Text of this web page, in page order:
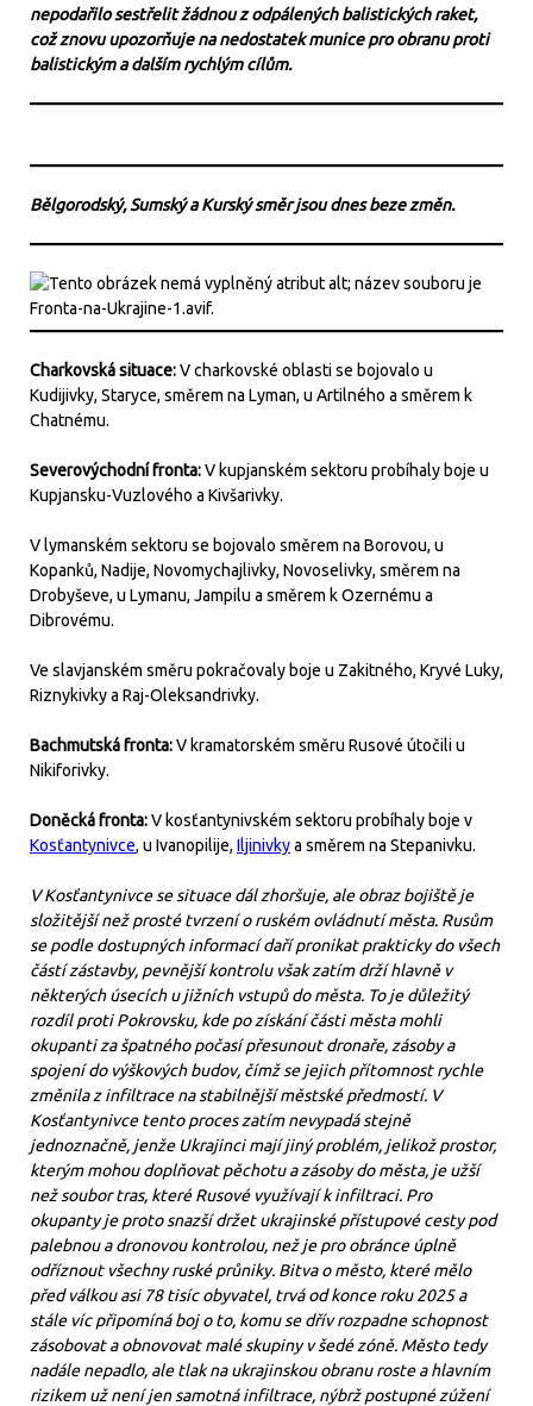
nepodařilo sestřelit žádnou z odpálených balistických raket,
což znovu upozorňuje na nedostatek munice pro obranu proti
balistickým a dalším rychlým cílům.
Bělgorodský, Sumský a Kurský směr jsou dnes beze změn.
Charkovská situace:V charkovské oblasti se bojovalo u
Kudijivky, Staryce, směrem na Lyman, u Artilného a směrem k
Chatnému.
Severovýchodní fronta:V kupjanském sektoru probíhaly boje u
Kupjansku-Vuzlového a Kivšarivky.
V lymanském sektoru se bojovalo směrem na Borovou, u
Kopanků, Nadije, Novomychajlivky, Novoselivky, směrem na
Drobyševe, u Lymanu, Jampilu a směrem k Ozernému a
Dibrovému.
Ve slavjanském směru pokračovaly boje u Zakitného, Kryvé Luky,
Riznykivky a Raj-Oleksandrivky.
Bachmutská fronta:V kramatorském směru Rusové útočili u
Nikiforivky.
Doněcká fronta:V kosťantynivském sektoru probíhaly boje v
Kosťantynivce, u Ivanopilije, Iljinivkya směrem na Stepanivku.
V Kosťantynivce se situace dál zhoršuje, ale obraz bojiště je
složitější než prosté tvrzení o ruském ovládnutí města. Rusům
se podle dostupných informací daří pronikat prakticky do všech
částí zástavby, pevnější kontrolu však zatím drží hlavně v
některých úsecích u jižních vstupů do města. To je důležitý
rozdíl proti Pokrovsku, kde po získání části města mohli
okupanti za špatného počasí přesunout dronaře, zásoby a
spojení do výškových budov, čímž se jejich přítomnost rychle
změnila z infiltrace na stabilnější městské předmostí. V
Kosťantynivce tento proces zatím nevypadá stejně
jednoznačně, jenže Ukrajinci mají jiný problém, jelikož prostor,
kterým mohou doplňovat pěchotu a zásoby do města, je užší
než soubor tras, které Rusové využívají k infiltraci. Pro
okupanty je proto snazší držet ukrajinské přístupové cesty pod
palebnou a dronovou kontrolou, než je pro obránce úplně
odříznout všechny ruské průniky. Bitva o město, které mělo
před válkou asi 78 tisíc obyvatel, trvá od konce roku 2025 a
stále víc připomíná boj o to, komu se dřív rozpadne schopnost
zásobovat a obnovovat malé skupiny v šedé zóně. Město tedy
nadále nepadlo, ale tlak na ukrajinskou obranu roste a hlavním
rizikem už není jen samotná infiltrace, nýbrž postupné zúžení